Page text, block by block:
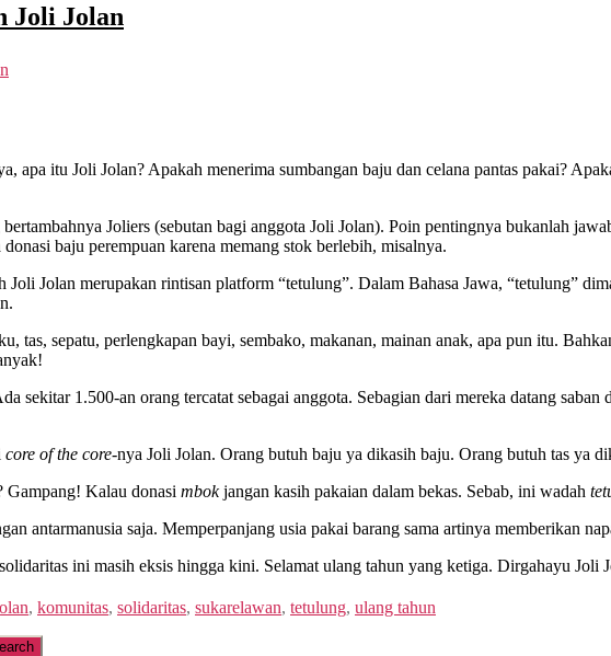
Joli Jolan
Joliers (sebutan bagi anggota Joli Jolan). Poin pentingnya bukanlah
baju perempuan karena memang stok berlebih, misalnya.
Joli Jolan merupakan rintisan platform “tetulung”. Dalam Bahasa Jawa, “tetulung”
tas, sepatu, perlengkapan bayi, sembako, makanan, mainan anak, apa pun itu.
sekitar 1.500-an orang tercatat sebagai anggota. Sebagian dari mereka datang
core of the core-nya Joli Jolan. Orang butuh baju ya dikasih baju. Orang butuh tas ya
Gampang! Kalau donasi mbokjangan kasih pakaian dalam bekas. Sebab, ini wadah
antarmanusia saja. Memperpanjang usia pakai barang sama artinya memberikan
ini masih eksis hingga kini. Selamat ulang tahun yang ketiga. Dirgahayu Joli
, komunitas, solidaritas, sukarelawan, tetulung, ulang tahun